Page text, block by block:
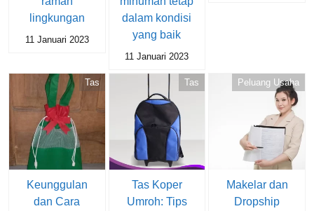
lingkungan
11 Januari 2023
dalam kondisi
yang baik
11 Januari 2023
Tas
Keunggulan
dan Cara
Tas
Tas Koper
Umroh: Tips
Peluang Usaha
Makelar dan
Dropship